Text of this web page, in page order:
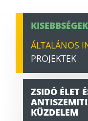
ÁLTALÁNOS
PROJEKTEK
ZSIDÓ ÉLET
KÜZDELEM